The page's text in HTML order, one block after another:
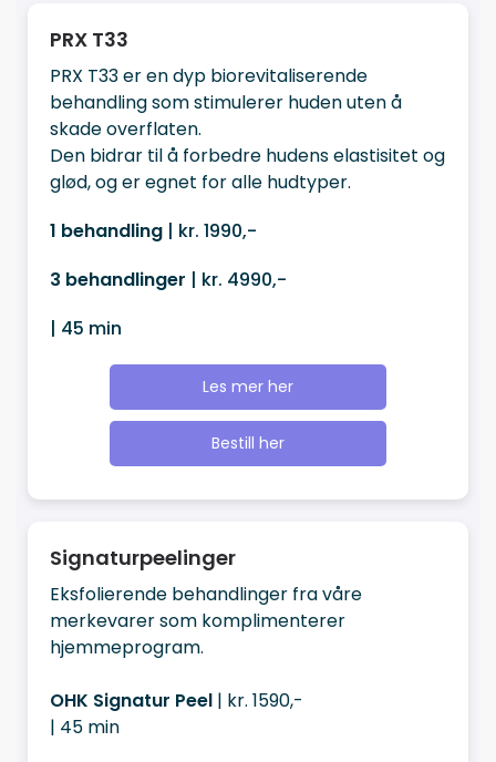
PRX T33
PRX T33 er en dyp biorevitaliserende
behandling som stimulerer huden uten å
skade overflaten.
Den bidrar til å forbedre hudens elastisitet og
glød, og er egnet for alle hudtyper.
1 behandling | kr. 1990,-
3 behandlinger | kr. 4990,-
| 45 min
Les mer her
Bestill her
Signaturpeelinger
Eksfolierende behandlinger fra våre
merkevarer som komplimenterer
hjemmeprogram.
OHK Signatur Peel | kr. 1590,-
| 45 min